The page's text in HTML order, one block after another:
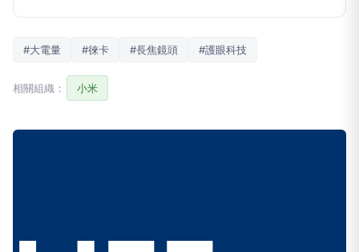
#大電量 #徠卡 #長焦鏡頭 #護眼科技
相關組織： 小米